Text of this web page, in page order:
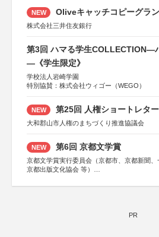
NEW Oliveキャッチコピーグラ
株式会社三井住友銀行
第3回 ハマる学生COLLECTION―
―《学生限定》
学校法人岩崎学園
特別協賛：株式会社ウィゴー（WEGO）
NEW 第25回 人権ショートレター
大和郡山市人権のまちづくり推進協議会
NEW 第6回 京都文学賞
京都文学賞実行委員会（京都市、京都新聞、
京都出版文化協会 等）
KADOKAWA、河出書房新社、幻冬舎、講談
PR